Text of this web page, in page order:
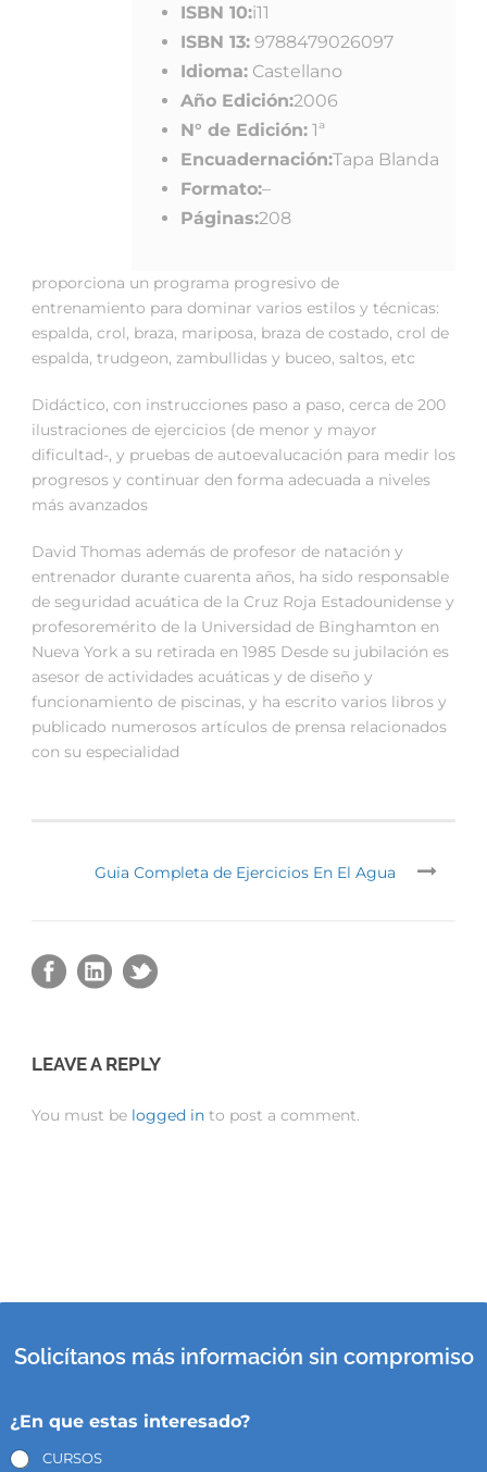
ISBN 10:i11
ISBN 13: 9788479026097
Idioma: Castellano
Año Edición:2006
N° de Edición: 1ª
Encuadernación:Tapa Blanda
Formato:–
Páginas:208
proporciona un programa progresivo de
entrenamiento para dominar varios estilos y técnicas:
espalda, crol, braza, mariposa, braza de costado, crol de
espalda, trudgeon, zambullidas y buceo, saltos, etc
Didáctico, con instrucciones paso a paso, cerca de 200
ilustraciones de ejercicios (de menor y mayor
dificultad-, y pruebas de autoevalucación para medir los
progresos y continuar den forma adecuada a niveles
más avanzados
David Thomas además de profesor de natación y
entrenador durante cuarenta años, ha sido responsable
de seguridad acuática de la Cruz Roja Estadounidense y
profesoremérito de la Universidad de Binghamton en
Nueva York a su retirada en 1985 Desde su jubilación es
asesor de actividades acuáticas y de diseño y
funcionamiento de piscinas, y ha escrito varios libros y
publicado numerosos artículos de prensa relacionados
con su especialidad
Guia Completa de Ejercicios En El Agua
LEAVE A REPLY
You must be logged in to post a comment.
Solicítanos más información sin compromiso
¿En que estas interesado?
CURSOS